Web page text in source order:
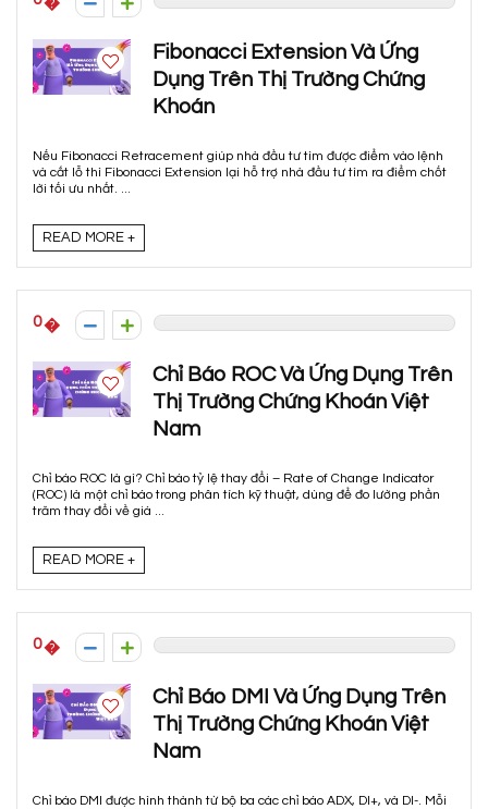
Fibonacci Extension Và Ứng
Dụng Trên Thị Trường Chứng
Khoán
Nếu Fibonacci Retracement giúp nhà đầu tư tìm được điểm vào lệnh
và cắt lỗ thì Fibonacci Extension lại hỗ trợ nhà đầu tư tìm ra điểm chốt
lời tối ưu nhất. ...
READ MORE +
0
Chỉ Báo ROC Và Ứng Dụng Trên
Thị Trường Chứng Khoán Việt
Nam
Chỉ báo ROC là gì? Chỉ báo tỷ lệ thay đổi – Rate of Change Indicator
(ROC) là một chỉ báo trong phân tích kỹ thuật, dùng để đo lường phần
trăm thay đổi về giá ...
READ MORE +
0
Chỉ Báo DMI Và Ứng Dụng Trên
Thị Trường Chứng Khoán Việt
Nam
Chỉ báo DMI được hình thành từ bộ ba các chỉ báo ADX, DI+, và DI-. Mỗi